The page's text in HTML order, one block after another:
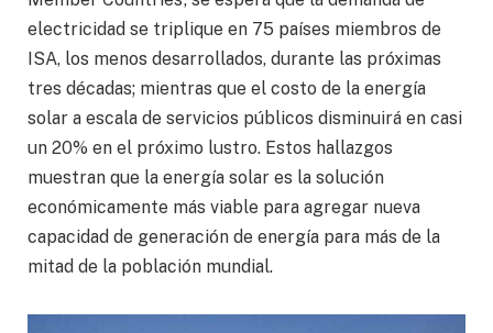
electricidad se triplique en 75 países miembros de
ISA, los menos desarrollados, durante las próximas
tres décadas; mientras que el costo de la energía
solar a escala de servicios públicos disminuirá en casi
un 20% en el próximo lustro. Estos hallazgos
muestran que la energía solar es la solución
económicamente más viable para agregar nueva
capacidad de generación de energía para más de la
mitad de la población mundial.